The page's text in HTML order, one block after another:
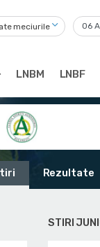
meciurile
LNBM LNBF
Rezultate
STIRI